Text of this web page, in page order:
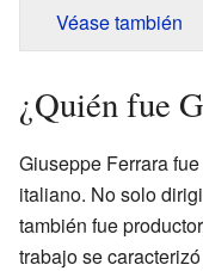
Véase también
¿Quién fue
Giuseppe Ferrara
italiano. No solo
también fue
trabajo se